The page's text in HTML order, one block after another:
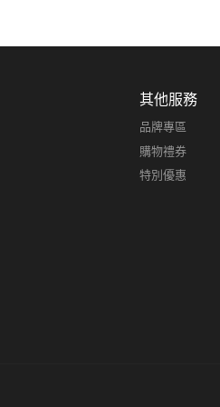
其他服務
品牌專區
購物禮券
特別優惠